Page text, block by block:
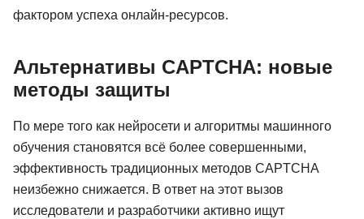
фактором успеха онлайн-ресурсов.
Альтернативы CAPTCHA: новые
методы защиты
По мере того как нейросети и алгоритмы машинного
обучения становятся всё более совершенными,
эффективность традиционных методов CAPTCHA
неизбежно снижается. В ответ на этот вызов
исследователи и разработчики активно ищут